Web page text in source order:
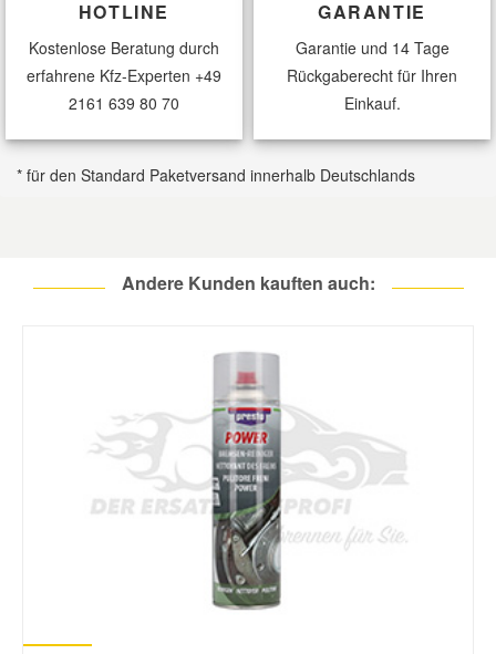
HOTLINE
Kostenlose Beratung durch
erfahrene Kfz-Experten +49
2161 639 80 70
GARANTIE
Garantie und 14 Tage
Rückgaberecht für Ihren
Einkauf.
* für den Standard Paketversand innerhalb Deutschlands
Andere Kunden kauften auch: